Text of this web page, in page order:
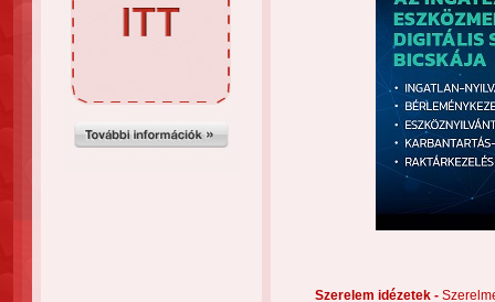
Szerelem idézetek -